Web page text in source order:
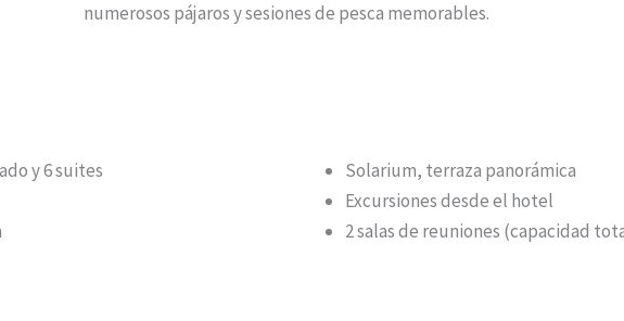
numerosos pájaros y sesiones de pesca memorables.
y 6 suites
Solarium, terraza panorámica
Excursiones desde el hotel
2 salas de reuniones (capacidad